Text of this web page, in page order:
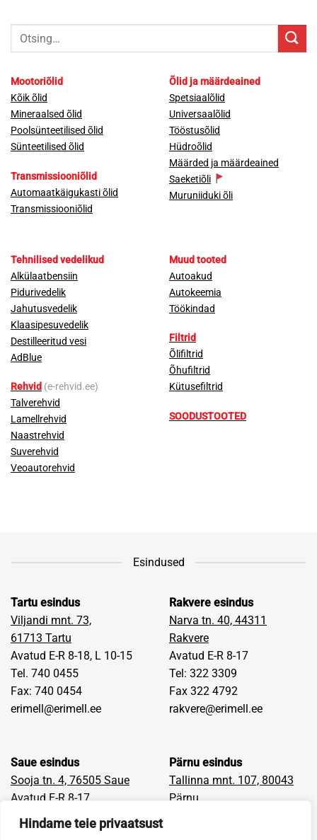
Hindame teie privaatsust
Otsi:
Mootoriõlid
Kõik õlid
Mineraalsed õlid
Poolsünteetilised õlid
Sünteetilised õlid
Transmissiooniõlid
Automaatkäigukasti õlid
Transmissiooniõlid
Õlid ja määrdeained
Spetsiaalõlid
Universaalõlid
Tööstusõlid
Hüdroõlid
Määrded ja määrdeained
Saeketiõli
Muruniiduki õli
Tehnilised vedelikud
Alkülaatbensiin
Pidurivedelik
Jahutusvedelik
Klaasipesuvedelik
Destilleeritud vesi
AdBlue
Rehvid (e-rehvid.ee)
Talverehvid
Lamellrehvid
Naastrehvid
Suverehvid
Veoautorehvid
Muud tooted
Autoakud
Autokeemia
Töökindad
Filtrid
Õlifiltrid
Õhufiltrid
Kütusefiltrid
SOODUSTOOTED
Esindused
Tartu esindus
Viljandi mnt. 73,
61713 Tartu
Avatud E-R 8-18, L 10-15
Tel. 740 0455
Fax: 740 0454
erimell@erimell.ee
Rakvere esindus
Narva tn. 40, 44311
Rakvere
Avatud E-R 8-17
Tel: 322 3309
Fax 322 4792
rakvere@erimell.ee
Saue esindus
Sooja tn. 4, 76505 Saue
Avatud E-R 8-17
Tel: 670 9400
Pärnu esindus
Tallinna mnt. 107, 80043
Pärnu